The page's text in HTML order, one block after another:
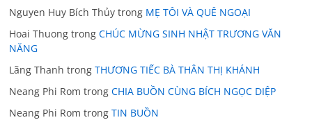
Nguyen Huy Bích Thủy trong MẸ TÔI VÀ QUÊ NGOẠI
Hoai Thuong trongCHÚC MỪNG SINH NHẬT TRƯƠNG VĂN
NĂNG
Lãng Thanh trongTHƯƠNG TIẾC BÀ THÂN THỊ KHÁNH
Neang Phi Rom trongCHIA BUỒN CÙNG BÍCH NGỌC DIỆP
Neang Phi Rom trongTIN BUỒN